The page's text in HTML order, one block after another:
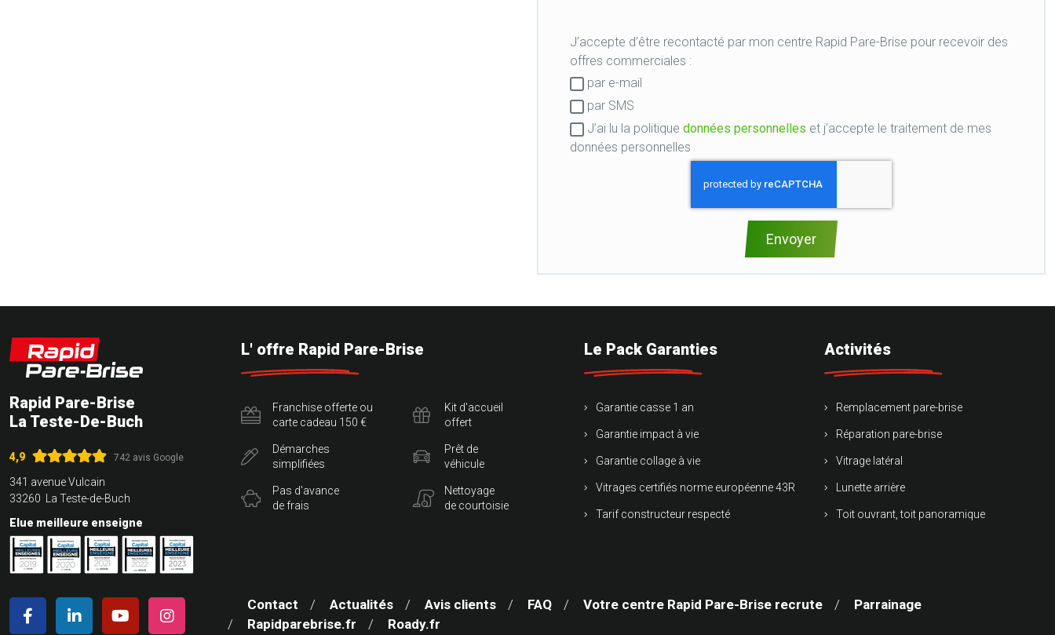
Consentement
RGPD
J’accepte d’être recontacté par mon centre Rapid Pare-Brise pour recevoir des
offres commerciales :
par e-mail
par SMS
J’ai lu la politique données personnelles et j’accepte le traitement de mes
données personnelles
Envoyer
Rapid Pare-Brise
La Teste-De-Buch
4,9 742 avis Google
341 avenue Vulcain
33260 La Teste-de-Buch
Elue meilleure enseigne
L' offre Rapid Pare-Brise
Franchise offerte ou
carte cadeau 150 €
Démarches
simplifiées
Pas d'avance
de frais
Kit d'accueil
offert
Prêt de
véhicule
Nettoyage
de courtoisie
Le Pack Garanties
Garantie casse 1 an
Garantie impact à vie
Garantie collage à vie
Vitrages certifiés norme européenne 43R
Tarif constructeur respecté
Activités
Remplacement pare-brise
Réparation pare-brise
Vitrage latéral
Lunette arrière
Toit ouvrant, toit panoramique
Contact Actualités Avis clients FAQ Votre centre Rapid Pare-Brise recrute
Parrainage
Rapidparebrise.fr
Roady.fr